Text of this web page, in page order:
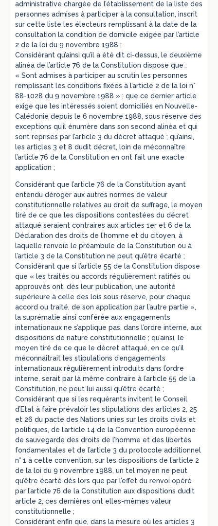
administrative chargée de l’établissement de la liste des
personnes admises à participer à la consultation, inscrit
sur cette liste les électeurs remplissant à la date de la
consultation la condition de domicile exigée par l’article
2 de la loi du 9 novembre 1988 ;
Considérant qu’ainsi qu’il a été dit ci-dessus, le deuxième
alinéa de l’article 76 de la Constitution dispose que :
« Sont admises à participer au scrutin les personnes
remplissant les conditions fixées à l’article 2 de la loi n°
88-1028 du 9 novembre 1988 » ; que ce dernier article
exige que les intéressés soient domiciliés en Nouvelle-
Calédonie depuis le 6 novembre 1988, sous réserve des
exceptions qu’il énumère dans son second alinéa et qui
sont reprises par l’article 3 du décret attaqué ; qu’ainsi,
les articles 3 et 8 dudit décret, loin de méconnaître
l’article 76 de la Constitution en ont fait une exacte
application ;
Considérant que l’article 76 de la Constitution ayant
entendu déroger aux autres normes de valeur
constitutionnelle relatives au droit de suffrage, le moyen
tiré de ce que les dispositions contestées du décret
attaqué seraient contraires aux articles 1er et 6 de la
Déclaration des droits de l’homme et du citoyen, à
laquelle renvoie le préambule de la Constitution ou à
l’article 3 de la Constitution ne peut qu’être écarté ;
Considérant que si l’article 55 de la Constitution dispose
que « les traités ou accords régulièrement ratifiés ou
approuvés ont, dès leur publication, une autorité
supérieure à celle des lois sous réserve, pour chaque
accord ou traité, de son application par l’autre partie »,
la suprématie ainsi conférée aux engagements
internationaux ne s’applique pas, dans l’ordre interne, aux
dispositions de nature constitutionnelle ; qu’ainsi, le
moyen tiré de ce que le décret attaqué, en ce qu’il
méconnaîtrait les stipulations d’engagements
internationaux régulièrement introduits dans l’ordre
interne, serait par là même contraire à l’article 55 de la
Constitution, ne peut lui aussi qu’être écarté ;
Considérant que si les requérants invitent le Conseil
d’Etat à faire prévaloir les stipulations des articles 2, 25
et 26 du pacte des Nations unies sur les droits civils et
politiques, de l’article 14 de la Convention européenne
de sauvegarde des droits de l’homme et des libertés
fondamentales et de l’article 3 du protocole additionnel
n° 1 à cette convention, sur les dispositions de l’article 2
de la loi du 9 novembre 1988, un tel moyen ne peut
qu’être écarté dès lors que par l’effet du renvoi opéré
par l’article 76 de la Constitution aux dispositions dudit
article 2, ces dernières ont elles-mêmes valeur
constitutionnelle ;
Considérant enfin que, dans la mesure où les articles 3